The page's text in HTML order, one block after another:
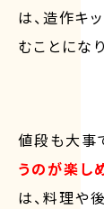
は、造作キ
むことにな
値段も大事
うのが楽し
は、料理や